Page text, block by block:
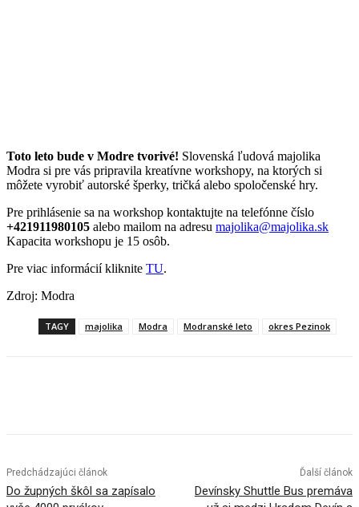
Toto leto bude v Modre tvorivé! Slovenská ľudová majolika
Modra si pre vás pripravila kreatívne workshopy, na ktorých si
môžete vyrobiť autorské šperky, tričká alebo spoločenské hry.
Pre prihlásenie sa na workshop kontaktujte na telefónne číslo
+421911980105 alebo mailom na adresu majolika@majolika.sk
Kapacita workshopu je 15 osôb.
Pre viac informácií kliknite TU.
Zdroj: Modra
TAGY majolika Modra Modranské leto okres Pezinok
Predchádzajúci článok
Do župných škôl sa zapísalo
Ďalší článok
Devínsky Shuttle Bus premáva